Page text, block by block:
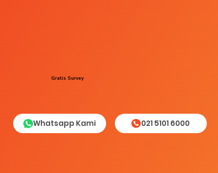
Gratis Survey
Whatsapp Kami 021 5101 6000